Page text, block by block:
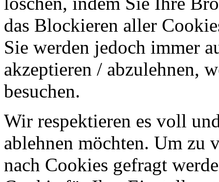
das Blockieren aller
Sie werden jedoch immer
akzeptieren / abzulehnen,
besuchen.
Wir respektieren es voll
ablehnen möchten. Um zu
nach Cookies gefragt